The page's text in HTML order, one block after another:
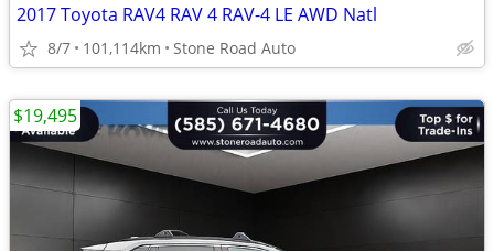
2017 Toyota RAV4 RAV 4 RAV-4 LE AWD Natl
8/7 101,114km Stone Road Auto
$19,495